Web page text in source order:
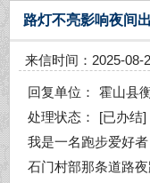
路灯不亮影响夜间
来信时间：2025-08-
回复单位：
霍山县
处理状态：
[已办结]
我是一名跑步爱好
石门村部那条道路